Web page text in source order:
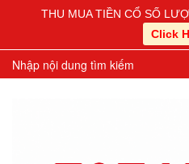
THU MUA TIỀN CỔ SỐ
Click